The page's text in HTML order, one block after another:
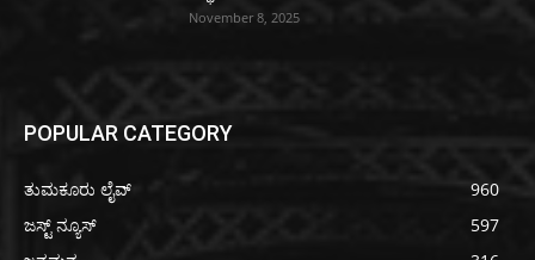
November 8, 2025
POPULAR CATEGORY
ತುಮಕೂರು ಲೈವ್
960
ಜಸ್ಟ್ ನ್ಯೂಸ್
597